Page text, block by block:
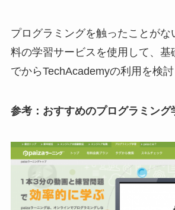
プログラミングを触ったことがな
料の学習サービスを使用して、基
でからTechAcademyの利用を検討
参考：おすすめのプログラミング